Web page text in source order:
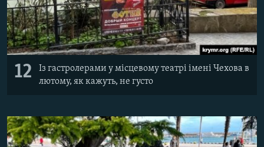
12
Із гастролерами у місцевому театрі імені Чехова в
лютому, як кажуть, не густо